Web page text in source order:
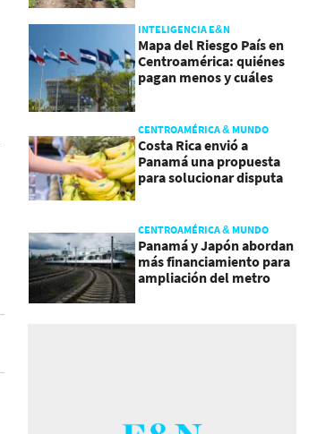
INTELIGENCIA E&N
Mapa del Riesgo País en
Centroamérica: quiénes
pagan menos y cuáles
CENTROAMÉRICA & MUNDO
Costa Rica envió a
Panamá una propuesta
para solucionar disputa
CENTROAMÉRICA & MUNDO
Panamá y Japón abordan
más financiamiento para
ampliación del metro